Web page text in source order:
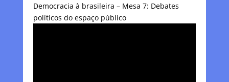
Democracia à brasileira – Mesa 7: Debates
políticos do espaço público